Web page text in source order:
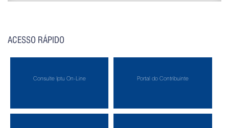
ACESSO RÁPIDO
Consulte Iptu On-Line Portal do Contribuinte